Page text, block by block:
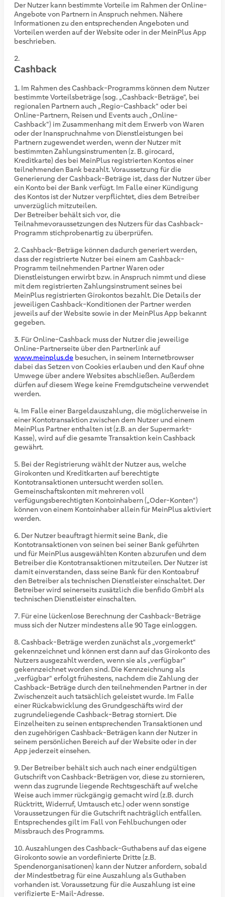
Der Nutzer kann bestimmte Vorteile im Rahmen der Online-
Angebote von Partnern in Anspruch nehmen. Nähere
Informationen zu den entsprechenden Angeboten und
Vorteilen werden auf der Website oder in der MeinPlus App
beschrieben.
Cashback
Im Rahmen des Cashback-Programms können dem Nutzer
bestimmte Vorteilsbeträge (sog. „Cashback-Beträge“, bei
regionalen Partnern auch „Regio-Cashback“ oder bei
Online-Partnern, Reisen und Events auch „Online-
Cashback“) im Zusammenhang mit dem Erwerb von Waren
oder der Inanspruchnahme von Dienstleistungen bei
Partnern zugewendet werden, wenn der Nutzer mit
bestimmten Zahlungsinstrumenten (z. B. girocard,
Kreditkarte) des bei MeinPlus registrierten Kontos einer
teilnehmenden Bank bezahlt. Voraussetzung für die
Generierung der Cashback-Beträge ist, dass der Nutzer über
ein Konto bei der Bank verfügt. Im Falle einer Kündigung
des Kontos ist der Nutzer verpflichtet, dies dem Betreiber
unverzüglich mitzuteilen.
Der Betreiber behält sich vor, die
Teilnahmevoraussetzungen des Nutzers für das Cashback-
Programm stichprobenartig zu überprüfen.
Cashback-Beträge können dadurch generiert werden,
dass der registrierte Nutzer bei einem am Cashback-
Programm teilnehmenden Partner Waren oder
Dienstleistungen erwirbt bzw. in Anspruch nimmt und diese
mit dem registrierten Zahlungsinstrument seines bei
MeinPlus registrierten Girokontos bezahlt. Die Details der
jeweiligen Cashback-Konditionen der Partner werden
jeweils auf der Website sowie in der MeinPlus App bekannt
gegeben.
Für Online-Cashback muss der Nutzer die jeweilige
Online-Partnerseite über den Partnerlink auf
www.meinplus.de besuchen, in seinem Internetbrowser
dabei das Setzen von Cookies erlauben und den Kauf ohne
Umwege über andere Websites abschließen. Außerdem
dürfen auf diesem Wege keine Fremdgutscheine verwendet
werden.
Im Falle einer Bargeldauszahlung, die möglicherweise in
einer Kontotransaktion zwischen dem Nutzer und einem
MeinPlus Partner enthalten ist (z.B. an der Supermarkt-
Kasse), wird auf die gesamte Transaktion kein Cashback
gewährt.
Bei der Registrierung wählt der Nutzer aus, welche
Girokonten und Kreditkarten auf berechtigte
Kontotransaktionen untersucht werden sollen.
Gemeinschaftskonten mit mehreren voll
verfügungsberechtigten Kontoinhabern („Oder-Konten“)
können von einem Kontoinhaber allein für MeinPlus aktiviert
werden.
Der Nutzer beauftragt hiermit seine Bank, die
Kontotransaktionen von seinen bei seiner Bank geführten
und für MeinPlus ausgewählten Konten abzurufen und dem
Betreiber die Kontotransaktionen mitzuteilen. Der Nutzer ist
damit einverstanden, dass seine Bank für den Kontoabruf
den Betreiber als technischen Dienstleister einschaltet. Der
Betreiber wird seinerseits zusätzlich die benfido GmbH als
technischen Dienstleister einschalten.
Für eine lückenlose Berechnung der Cashback-Beträge
muss sich der Nutzer mindestens alle 90 Tage einloggen.
Cashback-Beträge werden zunächst als „vorgemerkt“
gekennzeichnet und können erst dann auf das Girokonto des
Nutzers ausgezahlt werden, wenn sie als „verfügbar“
gekennzeichnet worden sind. Die Kennzeichnung als
„verfügbar“ erfolgt frühestens, nachdem die Zahlung der
Cashback-Beträge durch den teilnehmenden Partner in der
Zwischenzeit auch tatsächlich geleistet wurde. Im Falle
einer Rückabwicklung des Grundgeschäfts wird der
zugrundeliegende Cashback-Betrag storniert. Die
Einzelheiten zu seinen entsprechenden Transaktionen und
den zugehörigen Cashback-Beträgen kann der Nutzer in
seinem persönlichen Bereich auf der Website oder in der
App jederzeit einsehen.
Der Betreiber behält sich auch nach einer endgültigen
Gutschrift von Cashback-Beträgen vor, diese zu stornieren,
wenn das zugrunde liegende Rechtsgeschäft auf welche
Weise auch immer rückgängig gemacht wird (z.B. durch
Rücktritt, Widerruf, Umtausch etc.) oder wenn sonstige
Voraussetzungen für die Gutschrift nachträglich entfallen.
Entsprechendes gilt im Fall von Fehlbuchungen oder
Missbrauch des Programms.
Auszahlungen des Cashback-Guthabens auf das eigene
Girokonto sowie an vordefinierte Dritte (z.B.
Spendenorganisationen) kann der Nutzer anfordern, sobald
der Mindestbetrag für eine Auszahlung als Guthaben
vorhanden ist. Voraussetzung für die Auszahlung ist eine
verifizierte E-Mail-Adresse.